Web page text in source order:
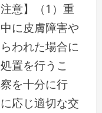
意】（1）重
に皮膚障害や
われた場合に
置を行うこ
を十分に行
応じ適切な交